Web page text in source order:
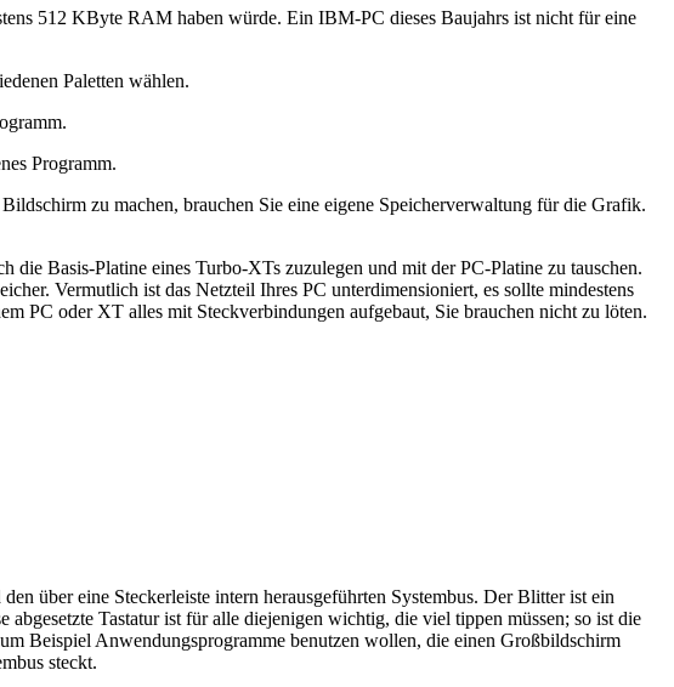
512 KByte RAM haben würde. Ein IBM-PC dieses Baujahrs ist nicht für eine
Paletten wählen.
Programm.
zu machen, brauchen Sie eine eigene Speicherverwaltung für die Grafik.
Basis-Platine eines Turbo-XTs zuzulegen und mit der PC-Platine zu tauschen.
Vermutlich ist das Netzteil Ihres PC unterdimensioniert, es sollte mindestens
PC oder XT alles mit Steckverbindungen aufgebaut, Sie brauchen nicht zu löten.
über eine Steckerleiste intern herausgeführten Systembus. Der Blitter ist ein
Tastatur ist für alle diejenigen wichtig, die viel tippen müssen; so ist die
Beispiel Anwendungsprogramme benutzen wollen, die einen Großbildschirm
steckt.